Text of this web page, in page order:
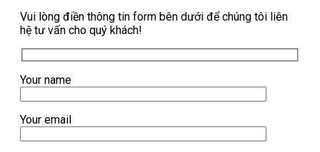
Vui lòng điền thông tin form bên dưới để chúng tôi liên
hệ tư vấn cho quý khách!
Your name
Your email